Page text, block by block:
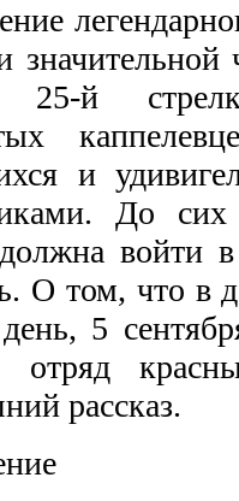
значительной
25-й
и
До сих
войти
О том, что в
день, 5
отряд
рассказ.